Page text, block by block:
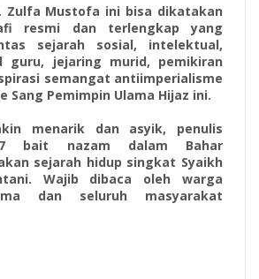
Zulfa Mustofa ini bisa dikatakan
resmi dan terlengkap yang
sejarah sosial, intelektual,
guru, jejaring murid, pemikiran
semangat antiimperialisme
Sang Pemimpin Ulama Hijaz ini.
menarik dan asyik, penulis
bait nazam dalam Bahar
sejarah hidup singkat Syaikh
Wajib dibaca oleh warga
dan seluruh masyarakat